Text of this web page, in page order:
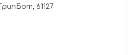
61127